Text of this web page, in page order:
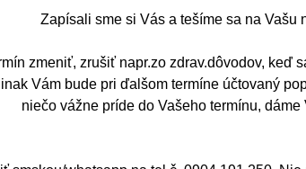
Zapísali sme si Vás a tešíme sa na Vašu
zmeniť, zrušiť napr.zo zdrav.dôvodov, keď
Vám bude pri ďalšom termíne účtovaný
niečo vážne príde do Vašeho termínu, dáme